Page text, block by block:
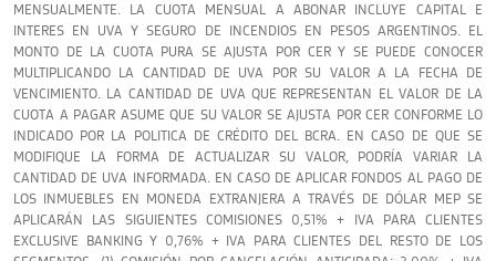
MENSUALMENTE. LA CUOTA MENSUAL A ABONAR INCLUYE CAPITAL E
INTERES EN UVA Y SEGURO DE INCENDIOS EN PESOS ARGENTINOS. EL
MONTO DE LA CUOTA PURA SE AJUSTA POR CER Y SE PUEDE CONOCER
MULTIPLICANDO LA CANTIDAD DE UVA POR SU VALOR A LA FECHA DE
VENCIMIENTO. LA CANTIDAD DE UVA QUE REPRESENTAN EL VALOR DE LA
CUOTA A PAGAR ASUME QUE SU VALOR SE AJUSTA POR CER CONFORME LO
INDICADO POR LA POLITICA DE CRÉDITO DEL BCRA. EN CASO DE QUE SE
MODIFIQUE LA FORMA DE ACTUALIZAR SU VALOR, PODRÍA VARIAR LA
CANTIDAD DE UVA INFORMADA. EN CASO DE APLICAR FONDOS AL PAGO DE
LOS INMUEBLES EN MONEDA EXTRANJERA A TRAVÉS DE DÓLAR MEP SE
APLICARÁN LAS SIGUIENTES COMISIONES 0,51% + IVA PARA CLIENTES
EXCLUSIVE BANKING Y 0,76% + IVA PARA CLIENTES DEL RESTO DE LOS